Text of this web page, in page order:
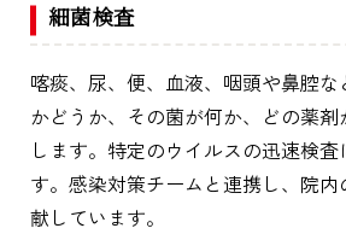
細菌検査
喀痰、尿、便、血液、咽頭や鼻腔な
かどうか、その菌が何か、どの薬
します。特定のウイルスの迅速検
す。感染対策チームと連携し、院
献しています。